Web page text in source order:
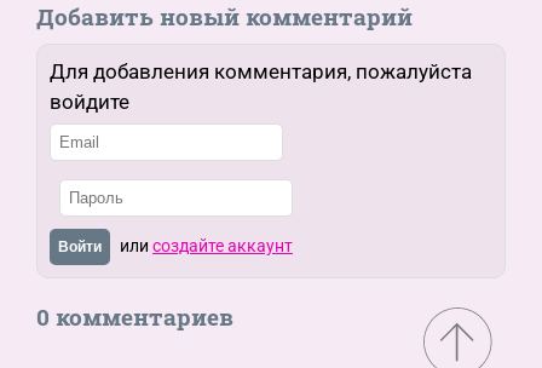
Добавить новый комментарий
Для добавления комментария, пожалуйста
войдите
Войти или создайте аккаунт
0 комментариев